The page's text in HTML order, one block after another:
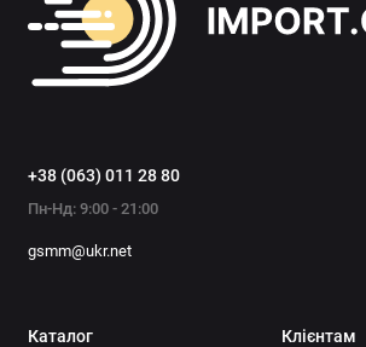
Чоловічий одяг, взуття та аксесуари
Показати все
+38 (063) 011 28 80
Пн-Нд: 9:00 - 21:00
gsmm@ukr.net
Каталог Клієнтам